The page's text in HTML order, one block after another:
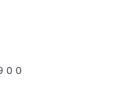
0 0